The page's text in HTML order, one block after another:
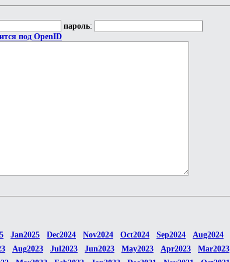
пароль:
под OpenID
Jan2025 Dec2024 Nov2024 Oct2024 Sep2024 Aug2024
Aug2023 Jul2023 Jun2023 May2023 Apr2023 Mar2023